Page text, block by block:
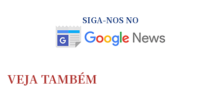
SIGA-NOS NO
VEJA TAMBÉM